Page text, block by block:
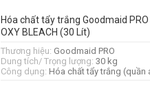
Hóa chất tẩy trắng Goodmaid PRO
OXY BLEACH (30 Lít)
Thương hiệu: Goodmaid PRO
Dung tích/ Trọng lượng: 30 kg
Công dụng: Hóa chất tẩy trắng (quần